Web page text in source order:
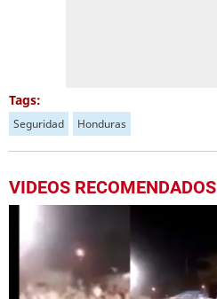
Tags:
Seguridad Honduras
VIDEOS RECOMENDADOS